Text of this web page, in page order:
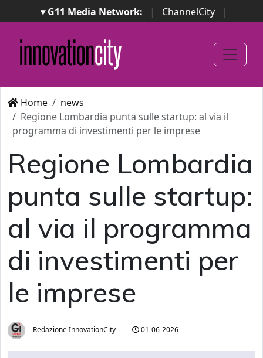
▾ G11 Media Network: | ChannelCity
|
ImpresaCity | SecurityOpenLab | Italian Channel
Awards
Italian Project Awards
Italian Security
Awards
Home
news
Regione Lombardia punta sulle startup: al via il
programma di investimenti per le imprese
Regione Lombardia
punta sulle startup:
al via il programma
di investimenti per
le imprese
Redazione InnovationCity 01-06-2026